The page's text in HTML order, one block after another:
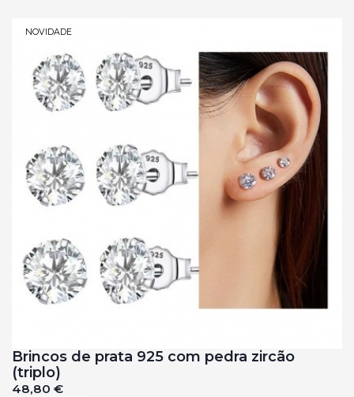
NOVIDADE
Brincos de prata 925 com pedra zircão
(triplo)
48,80 €